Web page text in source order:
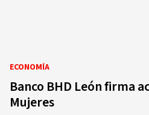
ECONOMÍA
Banco BHD León firma
Mujeres